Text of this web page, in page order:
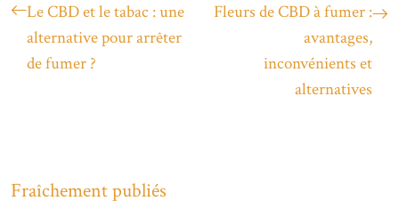
Le CBD et le tabac : une
alternative pour arrêter
de fumer ?
Fleurs de CBD à fumer :
avantages,
inconvénients et
alternatives
Fraîchement publiés